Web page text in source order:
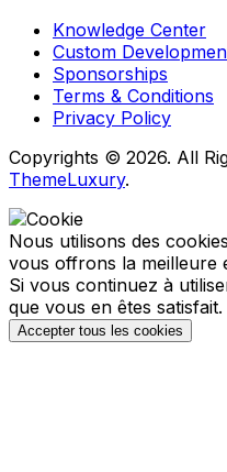
Knowledge Center
Custom
Sponsorships
Terms & Conditions
Privacy Policy
Copyrights © 2026. All
ThemeLuxury.
Nous utilisons des
vous offrons la meilleure
Si vous continuez à
que vous en êtes satisfait.
Accepter tous les cookies